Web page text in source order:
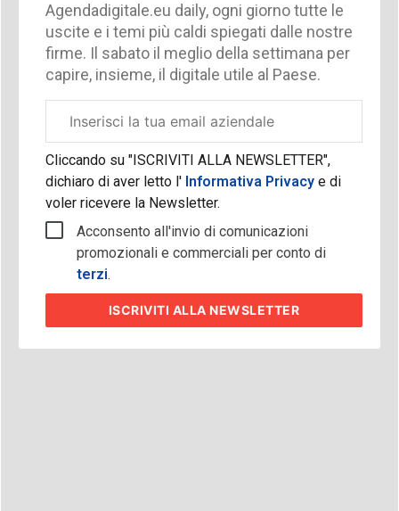
Agendadigitale.eu daily, ogni giorno tutte le
uscite e i temi più caldi spiegati dalle nostre
firme. Il sabato il meglio della settimana per
capire, insieme, il digitale utile al Paese.
aziendale
Cliccando su "ISCRIVITI ALLA NEWSLETTER",
dichiaro di aver letto l'Informativa Privacy e di
voler ricevere la Newsletter.
Acconsento all'invio di comunicazioni
promozionali e commerciali per conto di
terzi.
ISCRIVITI ALLA NEWSLETTER